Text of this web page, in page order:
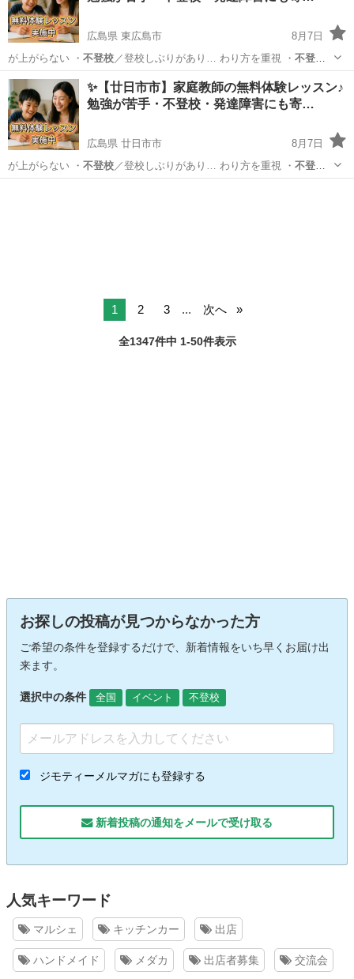
広島県 東広島市
8月7日
が上がらない ・ 不登校／登校しぶりがあり… わり方を重視 ・ 不登
校・発達障害のあるお… 学生／高校生 ・不登校／発達障害／勉強が…
広島 東広島市 育児 不登校
✨【廿日市市】家庭教師の無料体験レッスン♪
勉強が苦手・不登校・発達障害にも寄…
広島県 廿日市市
8月7日
が上がらない ・ 不登校／登校しぶりがあり… わり方を重視 ・ 不登
校・発達障害のあるお… 学生／高校生 ・不登校／発達障害／勉強が…
1 2 3 ... 次へ
全1347件中 1-50件表示
お探しの投稿が見つからなかった方
ご希望の条件を登録するだけで、新着情報をいち早くお届け出
来ます。
選択中の条件 全国 イベント 不登校
ジモティーメルマガにも登録する
新着投稿の通知をメールで受け取る
人気キーワード
マルシェ キッチンカー 出店
ハンドメイド メダカ 出店者募集 交流会